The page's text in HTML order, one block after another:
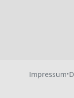
Impressum·